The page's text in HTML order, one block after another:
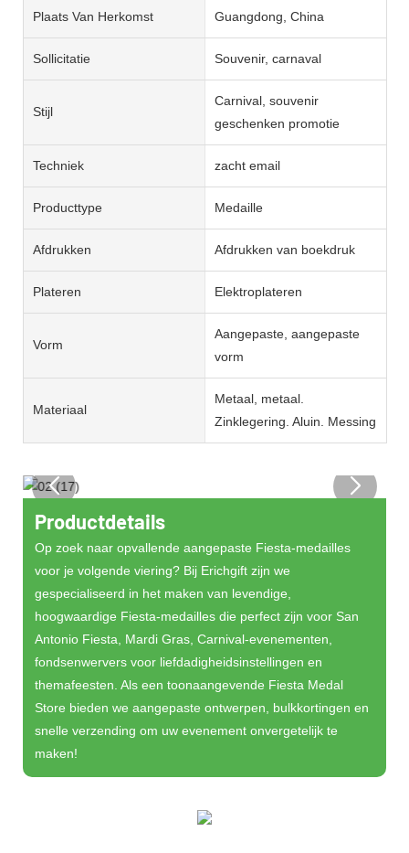
Plaats Van Herkomst Guangdong, China
Sollicitatie Souvenir, carnaval
Stijl
Carnival, souvenir
geschenken promotie
Techniek zacht email
Producttype Medaille
Afdrukken Afdrukken van boekdruk
Plateren Elektroplateren
Vorm
Aangepaste, aangepaste
vorm
Materiaal
Metaal, metaal.
Zinklegering. Aluin. Messing
Productdetails
Op zoek naar opvallende aangepaste Fiesta-medailles
voor je volgende viering? Bij Erichgift zijn we
gespecialiseerd in het maken van levendige,
hoogwaardige Fiesta-medailles die perfect zijn voor San
Antonio Fiesta, Mardi Gras, Carnival-evenementen,
fondsenwervers voor liefdadigheidsinstellingen en
themafeesten. Als een toonaangevende Fiesta Medal
Store bieden we aangepaste ontwerpen, bulkkortingen en
snelle verzending om uw evenement onvergetelijk te
maken!